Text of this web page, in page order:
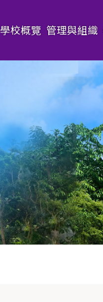
Main
navigation
學校概覽 管理與組織